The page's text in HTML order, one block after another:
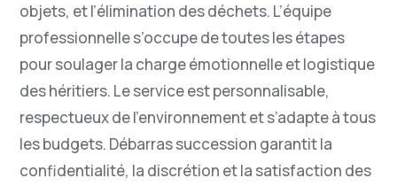
objets, et l’élimination des déchets. L’équipe
professionnelle s’occupe de toutes les étapes
pour soulager la charge émotionnelle et logistique
des héritiers. Le service est personnalisable,
respectueux de l’environnement et s’adapte à tous
les budgets. Débarras succession garantit la
confidentialité, la discrétion et la satisfaction des